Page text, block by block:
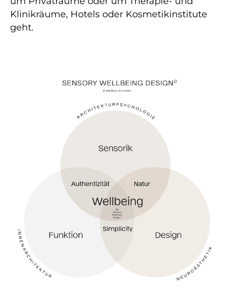
Klinikräume, Hotels oder Kosmetikinstitute
geht.